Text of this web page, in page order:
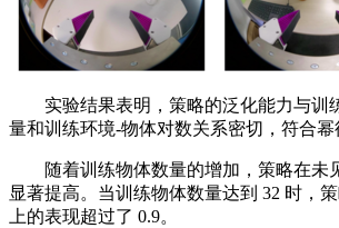
实验结果表明，策略的泛化能力与训
量和训练环境-物体对数关系密切，符合幂
随着训练物体数量的增加，策略在未
显著提高。当训练物体数量达到 32 时，
上的表现超过了 0.9。